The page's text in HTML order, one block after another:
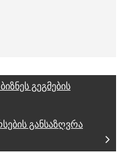
გეგმების
განსაზღვრა